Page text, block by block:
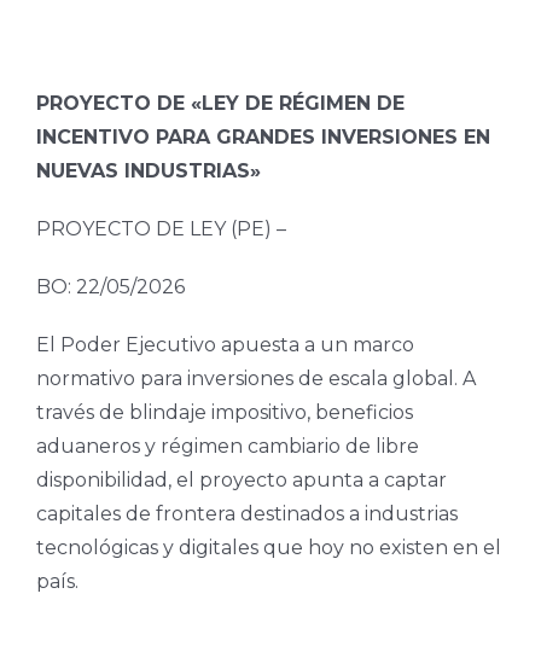
PROYECTO DE «LEY DE RÉGIMEN DE
INCENTIVO PARA GRANDES INVERSIONES EN
NUEVAS INDUSTRIAS»
PROYECTO DE LEY (PE) –
BO: 22/05/2026
El Poder Ejecutivo apuesta a un marco
normativo para inversiones de escala global. A
través de blindaje impositivo, beneficios
aduaneros y régimen cambiario de libre
disponibilidad, el proyecto apunta a captar
capitales de frontera destinados a industrias
tecnológicas y digitales que hoy no existen en el
país.